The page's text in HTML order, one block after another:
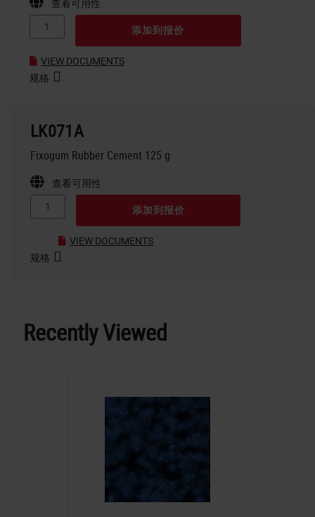
查看可用性
添加到报价
VIEW DOCUMENTS
规格
LK071A
Fixogum Rubber Cement 125 g
查看可用性
添加到报价
VIEW DOCUMENTS
规格
Recently Viewed